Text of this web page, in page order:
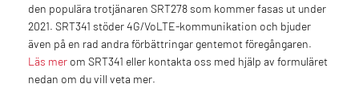
den populära trotjänaren SRT278 som kommer fasas ut under
2021. SRT341 stöder 4G/VoLTE-kommunikation och bjuder
även på en rad andra förbättringar gentemot föregångaren.
Läs mer om SRT341 eller kontakta oss med hjälp av formuläret
nedan om du vill veta mer.